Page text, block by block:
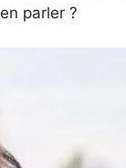
parler ?